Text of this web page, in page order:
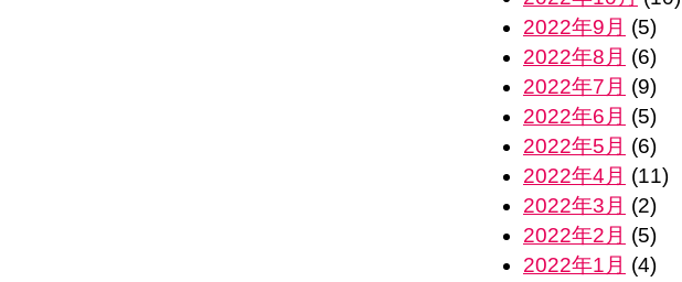
2022年9月 (5)
2022年8月 (6)
2022年7月 (9)
2022年6月 (5)
2022年5月 (6)
2022年4月 (11)
2022年3月 (2)
2022年2月 (5)
2022年1月 (4)